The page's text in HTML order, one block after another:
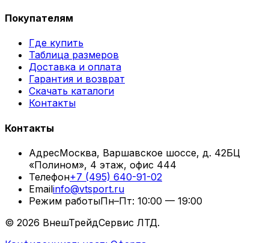
Покупателям
Где купить
Таблица размеров
Доставка и оплата
Гарантия и возврат
Скачать каталоги
Контакты
Контакты
АдресМосква, Варшавское шоссе, д. 42БЦ
«Полином», 4 этаж, офис 444
Телефон+7 (495) 640-91-02
Emailinfo@vtsport.ru
Режим работыПн–Пт: 10:00 — 19:00
© 2026 ВнешТрейдСервис ЛТД.